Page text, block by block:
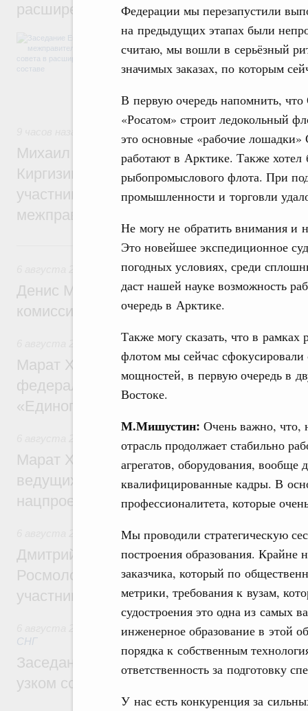
Федерации мы перезапустили
на предыдущих этапах были
считаю, мы вошли в серьёзный
значимых заказах, по которым
В первую очередь напомнить,
«Росатом» строит ледокольный
это основные «рабочие
работают в Арктике. Также хотел
рыбопромыслового флота. При
промышленности и торговли
Не могу не обратить внимания и
Это новейшее экспедиционное
погодных условиях, среди
даст нашей науке возможность
очередь в Арктике.
Также могу сказать, что в
флотом мы сейчас сфокусировали
мощностей, в первую очередь в
Востоке.
М.Мишустин: Очень важно, что,
отрасль продолжает стабильно
агрегатов, оборудования, вообще
квалифицированные кадры. В
профессионалитета, которые
Мы проводили стратегическую
построения образования. Крайне
заказчика, который по
метрики, требования к вузам,
судостроения это одна из самых
инженерное образование в этой
порядка к собственным
ответственность за подготовку
У нас есть конкуренция за
расширенном составе
В повестке заседания актуальные задачи
числе совершенствование кооперации в
обеспечение продовольственной
рынка.
Михаил Мишустин принял участие во
Киргизии Садыра Жапарова с главами
участников заседания Евразийского
межправительственного совета
Вчера
Общие вопросы промышленной политики
Денис Мантуров провёл заседание
комиссии по промышленности
Регулирование в сфере строительства
Марат Хуснуллин: Более 130
федерального значения построено под
«Единого заказчика»
Марат Хуснуллин: Порядка 200
ведущих к спортивным объектам,
нацпроекту «Инфраструктура для
Молодёжная политика
Дмитрий Чернышенко, Сергей Кравцов и
Росмолодёжи Григорий Гуров
участников проекта «Кольцо открытий»
Евразийский экономический союз.
СНГ
Заседание Евразийского
узком составе